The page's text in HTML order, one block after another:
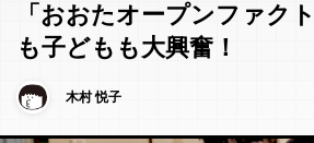
「おおたオープンファク
も子どもも大興奮！
木村 悦子